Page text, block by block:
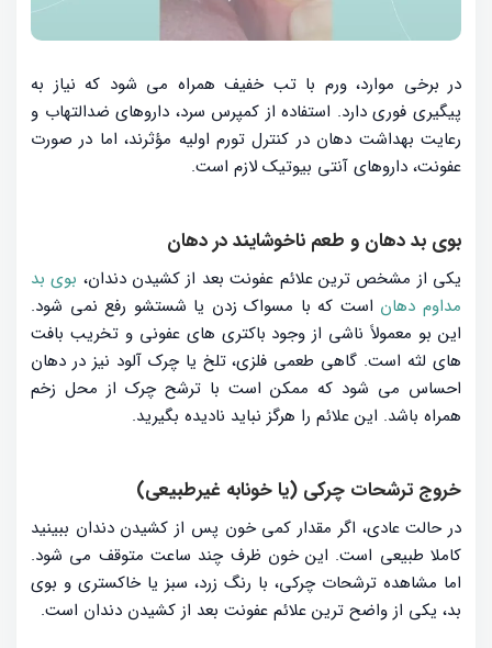
در برخی موارد، ورم با تب خفیف همراه می شود که نیاز به
پیگیری فوری دارد. استفاده از کمپرس سرد، داروهای ضدالتهاب و
رعایت بهداشت دهان در کنترل تورم اولیه مؤثرند، اما در صورت
عفونت، داروهای آنتی بیوتیک لازم است.
بوی بد دهان و طعم ناخوشایند در دهان
یکی از مشخص ترین علائم عفونت بعد از کشیدن دندان، بوی بد
مداوم دهان است که با مسواک زدن یا شستشو رفع نمی شود.
این بو معمولاً ناشی از وجود باکتری های عفونی و تخریب بافت
های لثه است. گاهی طعمی فلزی، تلخ یا چرک آلود نیز در دهان
احساس می شود که ممکن است با ترشح چرک از محل زخم
همراه باشد. این علائم را هرگز نباید نادیده بگیرید.
خروج ترشحات چرکی (یا خونابه غیرطبیعی)
در حالت عادی، اگر مقدار کمی خون پس از کشیدن دندان ببینید
کاملا طبیعی است. این خون ظرف چند ساعت متوقف می شود.
اما مشاهده ترشحات چرکی، با رنگ زرد، سبز یا خاکستری و بوی
بد، یکی از واضح ترین علائم عفونت بعد از کشیدن دندان است.